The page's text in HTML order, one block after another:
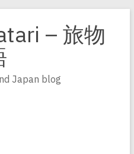
– 旅物
Japan blog